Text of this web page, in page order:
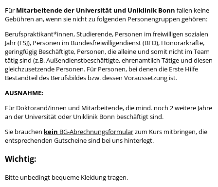
Für Mitarbeitende der Universität und Uniklinik Bonn fallen keine
Gebühren an, wenn sie nicht zu folgenden Personengruppen gehören:
Berufspraktikant*innen, Studierende, Personen im freiwilligen sozialen
Jahr (FSJ), Personen im Bundesfreiwilligendienst (BFD), Honorarkräfte,
geringfügig Beschäftigte, Personen, die alleine und somit nicht im Team
tätig sind (z.B. Außendienstbeschäftigte, ehrenamtlich Tätige und diesen
gleichzusetzende Personen. Für Personen, bei denen die Erste Hilfe
Bestandteil des Berufsbildes bzw. dessen Voraussetzung ist.
AUSNAHME:
Für Doktorand/innen und Mitarbeitende, die mind. noch 2 weitere Jahre
an der Universität oder Uniklinik Bonn beschäftigt sind.
Sie brauchen kein BG-Abrechnungsformularzum Kurs mitbringen, die
entsprechenden Gutscheine sind bei uns hinterlegt.
Wichtig:
Bitte unbedingt bequeme Kleidung tragen.